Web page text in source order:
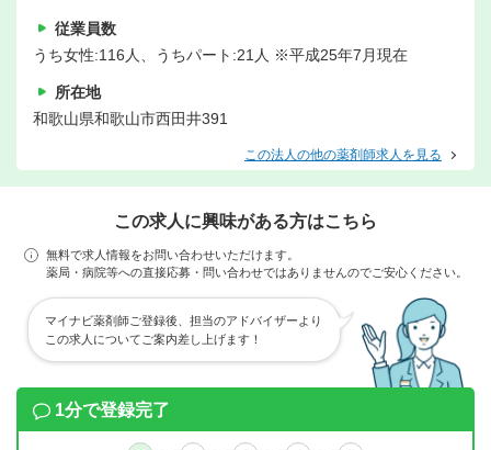
従業員数
うち女性:116人、うちパート:21人 ※平成25年7月現在
所在地
和歌山県和歌山市西田井391
この法人の他の薬剤師求人を見る
この求人に興味がある方はこちら
無料で求人情報をお問い合わせいただけます。
薬局・病院等への直接応募・問い合わせではありませんのでご安心ください。
マイナビ薬剤師ご登録後、担当のアドバイザーより
この求人についてご案内差し上げます！
1分で登録完了